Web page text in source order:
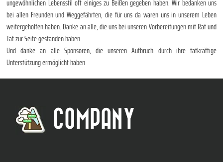
ungewöhnlichen Lebensstil oft einiges zu Beißen gegeben haben. Wir bedanken uns
bei allen Freunden und Weggefährten, die für uns da waren uns in unserem Leben
weitergeholfen haben. Danke an alle, die uns bei unseren Vorbereitungen mit Rat und
Tat zur Seite gestanden haben.
Und danke an alle Sponsoren, die unseren Aufbruch durch ihre tatkräftige
Unterstützung ermöglicht haben
COMPANY